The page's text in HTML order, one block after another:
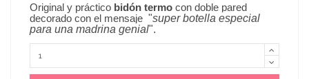
Original y práctico bidón termo con doble pared
decorado con el mensaje "super botella especial
para una madrina genial".